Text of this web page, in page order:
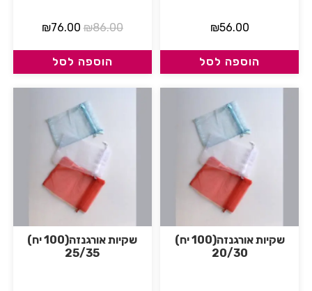
₪56.00
הוספה לסל
₪86.00
₪76.00
הוספה לסל
שקיות אורגנזה(100 יח)
20/30
שקיות אורגנזה(100 יח)
25/35